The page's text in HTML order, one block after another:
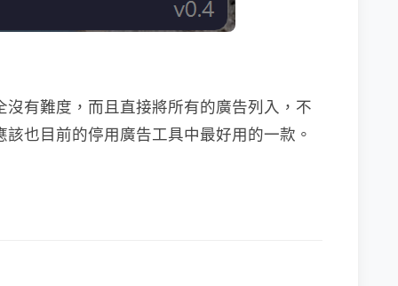
有難度，而且直接將所有的廣告列入，不
也目前的停用廣告工具中最好用的一款。